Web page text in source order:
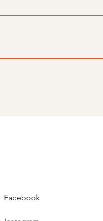
informieren. Wir freuen
Facebook